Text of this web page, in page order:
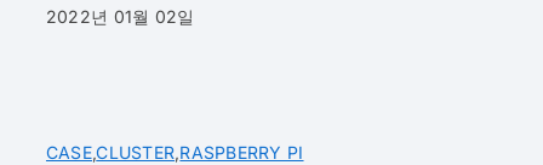
2022년 01월 02일
CASE,CLUSTER,RASPBERRY PI